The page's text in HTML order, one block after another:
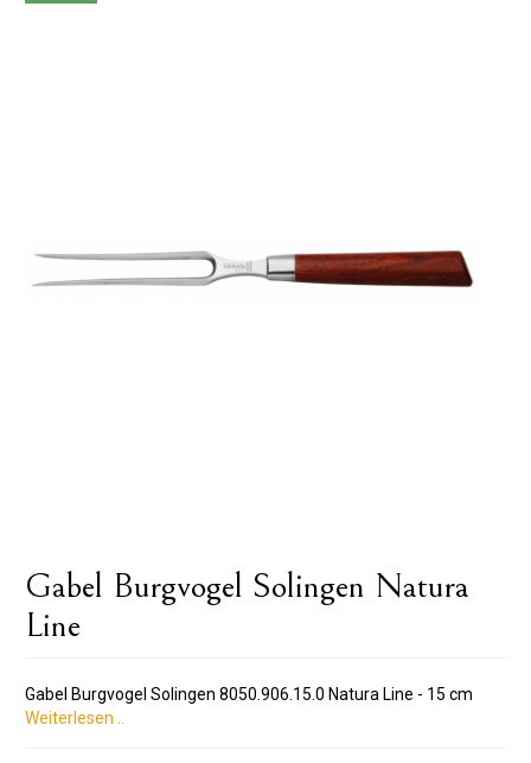
Gabel Burgvogel Solingen Natura
Line
Gabel Burgvogel Solingen 8050.906.15.0 Natura Line - 15 cm
Weiterlesen ..